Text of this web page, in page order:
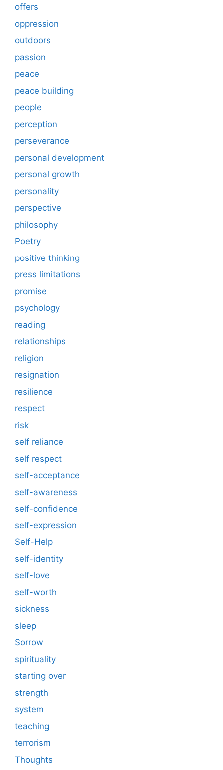
offers
oppression
outdoors
passion
peace
peace building
people
perception
perseverance
personal development
personal growth
personality
perspective
philosophy
Poetry
positive thinking
press limitations
promise
psychology
reading
relationships
religion
resignation
resilience
respect
risk
self reliance
self respect
self-acceptance
self-awareness
self-confidence
self-expression
Self-Help
self-identity
self-love
self-worth
sickness
sleep
Sorrow
spirituality
starting over
strength
system
teaching
terrorism
Thoughts